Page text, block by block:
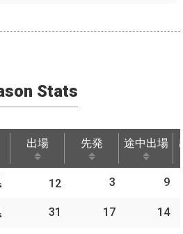
Stats
出場 先発 途中出場
途中出場
12 3 9
31 17 14